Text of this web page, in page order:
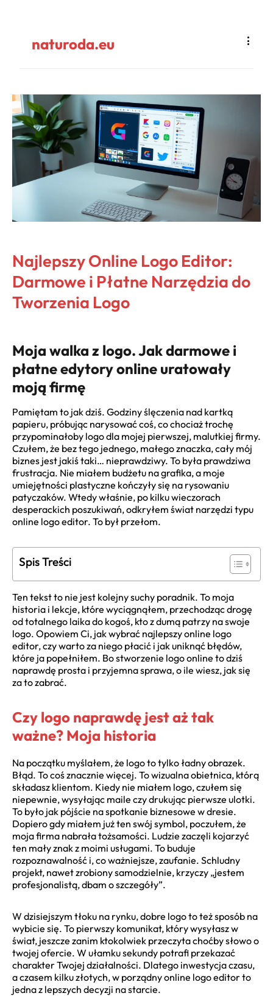
naturoda.eu
Najlepszy Online Logo Editor:
Darmowe i Płatne Narzędzia do
Tworzenia Logo
Moja walka z logo. Jak darmowe i
płatne edytory online uratowały
moją firmę
Pamiętam to jak dziś. Godziny ślęczenia nad kartką
papieru, próbując narysować coś, co chociaż trochę
przypominałoby logo dla mojej pierwszej, malutkiej firmy.
Czułem, że bez tego jednego, małego znaczka, cały mój
biznes jest jakiś taki… nieprawdziwy. To była prawdziwa
frustracja. Nie miałem budżetu na grafika, a moje
umiejętności plastyczne kończyły się na rysowaniu
patyczaków. Wtedy właśnie, po kilku wieczorach
desperackich poszukiwań, odkryłem świat narzędzi typu
online logo editor. To był przełom.
Spis Treści
Ten tekst to nie jest kolejny suchy poradnik. To moja
historia i lekcje, które wyciągnąłem, przechodząc drogę
od totalnego laika do kogoś, kto z dumą patrzy na swoje
logo. Opowiem Ci, jak wybrać najlepszy online logo
editor, czy warto za niego płacić i jak uniknąć błędów,
które ja popełniłem. Bo stworzenie logo online to dziś
naprawdę prosta i przyjemna sprawa, o ile wiesz, jak się
za to zabrać.
Czy logo naprawdę jest aż tak
ważne? Moja historia
Na początku myślałem, że logo to tylko ładny obrazek.
Błąd. To coś znacznie więcej. To wizualna obietnica, którą
składasz klientom. Kiedy nie miałem logo, czułem się
niepewnie, wysyłając maile czy drukując pierwsze ulotki.
To było jak pójście na spotkanie biznesowe w dresie.
Dopiero gdy miałem już ten swój symbol, poczułem, że
moja firma nabrała tożsamości. Ludzie zaczęli kojarzyć
ten mały znak z moimi usługami. To buduje
rozpoznawalność i, co ważniejsze, zaufanie. Schludny
projekt, nawet zrobiony samodzielnie, krzyczy „jestem
profesjonalistą, dbam o szczegóły”.
W dzisiejszym tłoku na rynku, dobre logo to też sposób na
wybicie się. To pierwszy komunikat, który wysyłasz w
świat, jeszcze zanim ktokolwiek przeczyta choćby słowo o
twojej ofercie. W ułamku sekundy potrafi przekazać
charakter Twojej działalności. Dlatego inwestycja czasu,
a czasem kilku złotych, w porządny online logo editor to
jedna z lepszych decyzji na starcie.